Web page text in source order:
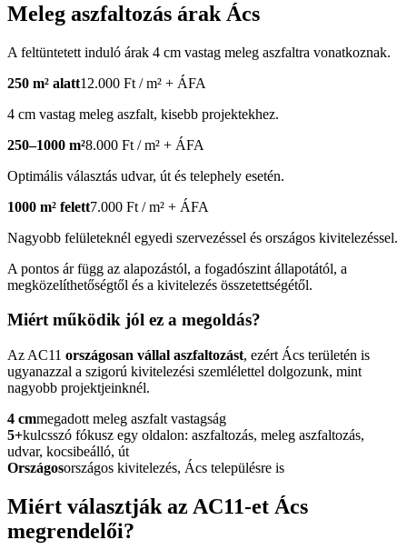
Meleg aszfaltozás árak Ács
A feltüntetett induló árak 4 cm vastag meleg aszfaltra vonatkoznak.
250 m² alatt12.000 Ft / m² + ÁFA
4 cm vastag meleg aszfalt, kisebb projektekhez.
250–1000 m²8.000 Ft / m² + ÁFA
Optimális választás udvar, út és telephely esetén.
1000 m² felett7.000 Ft / m² + ÁFA
Nagyobb felületeknél egyedi szervezéssel és országos kivitelezéssel.
A pontos ár függ az alapozástól, a fogadószint állapotától, a
megközelíthetőségtől és a kivitelezés összetettségétől.
Miért működik jól ez a megoldás?
Az AC11 országosan vállal aszfaltozást, ezért Ács területén is
ugyanazzal a szigorú kivitelezési szemlélettel dolgozunk, mint
nagyobb projektjeinknél.
4 cmmegadott meleg aszfalt vastagság
5+kulcsszó fókusz egy oldalon: aszfaltozás, meleg aszfaltozás,
udvar, kocsibeálló, út
Országosországos kivitelezés, Ács településre is
Miért választják az AC11-et Ács
megrendelői?